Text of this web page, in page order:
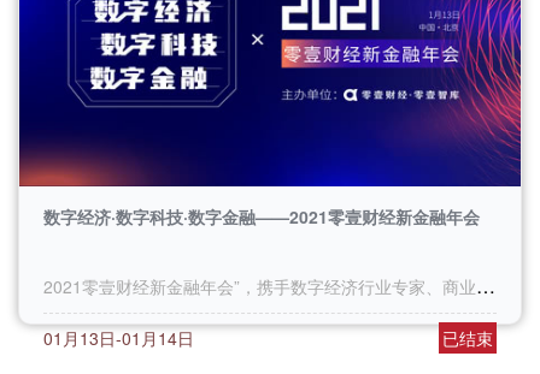
数字经济·数字科技·数字金融——2021零壹财经新金融年会
2021零壹财经新金融年会”，携手数字经济行业专家、商业银行与科技领域等人士，共同探讨数字经济发展。
01月13日-01月14日 已结束